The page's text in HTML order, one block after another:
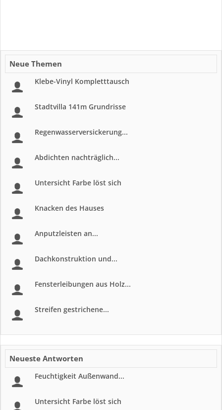
Neue Themen
Klebe-Vinyl Kompletttausch
Stadtvilla 141m Grundrisse
Regenwasserversickerung...
Abdichten nachträglich...
Untersicht Farbe löst sich
Knacken des Hauses
Anputzleisten an...
Dachkonstruktion und...
Fensterleibungen aus Holz...
Streifen gestrichene...
Neueste Antworten
Feuchtigkeit Außenwand...
Untersicht Farbe löst sich